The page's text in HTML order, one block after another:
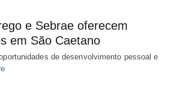
e Sebrae oferecem
em São Caetano
de desenvolvimento pessoal e